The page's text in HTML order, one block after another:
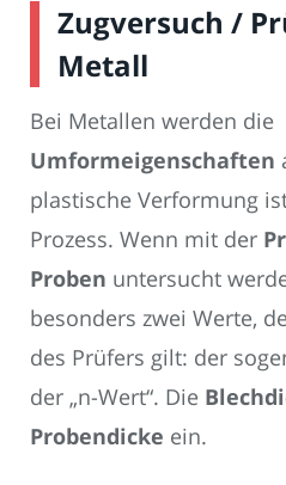
Zugversuch /
Metall
Bei Metallen werden die
Umformeigenschaften
plastische Verformung
Prozess. Wenn mit der
Proben untersucht
besonders zwei Werte,
des Prüfers gilt: der
der „n-Wert“. Die
Probendicke ein.